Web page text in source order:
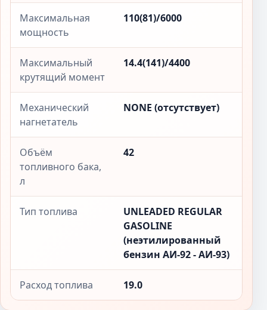
Максимальная
мощность
110(81)/6000
Максимальный
крутящий момент
14.4(141)/4400
Механический
нагнетатель
NONE (отсутствует)
Объём
топливного бака,
л
42
Тип топлива
UNLEADED REGULAR
GASOLINE
(неэтилированный
бензин АИ-92 - АИ-93)
Расход топлива 19.0